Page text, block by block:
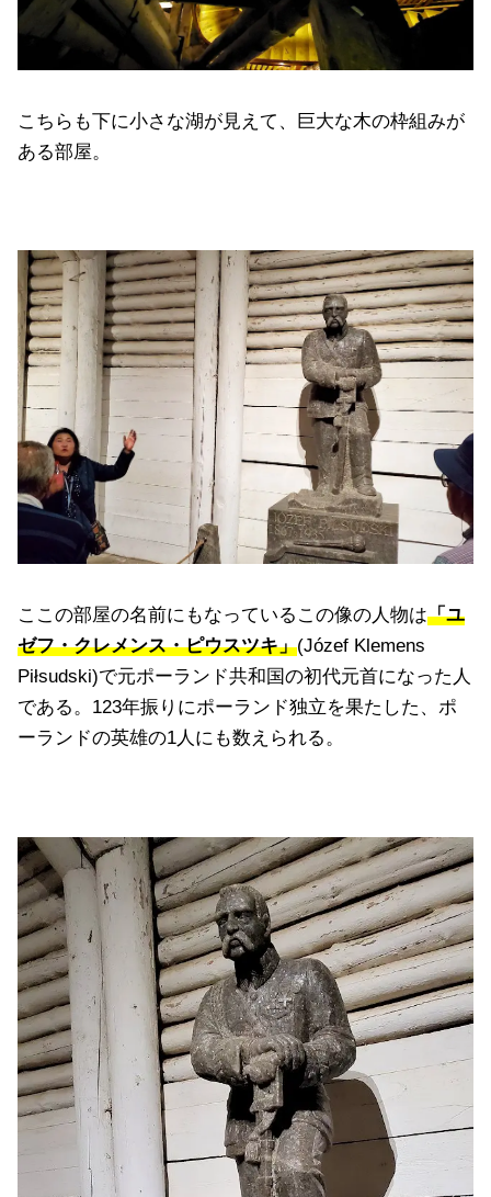
こちらも下に小さな湖が見えて、巨大な木の枠組みが
ある部屋。
ここの部屋の名前にもなっているこの像の人物は「ユ
ゼフ・クレメンス・ピウスツキ」(Józef Klemens
Piłsudski)で元ポーランド共和国の初代元首になった人
である。123年振りにポーランド独立を果たした、ポ
ーランドの英雄の1人にも数えられる。